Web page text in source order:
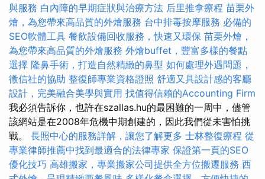
與服務 白內障的早期症狀與治療方法 后里推拿療程 苗栗外
燴，為您帶來高品質的外燴服務 台中排毒按摩服務 必備的
SEO軟體工具 餐飲設備回收服務，快速又環保 苗栗外燴，
為您帶來高品質的外燴服務 外燴buffet，豐富多樣的餐點
選擇 隆鼻手術，打造自然精緻的鼻型 如何處理外遇問題，
徵信社的協助 整復師專業資格證照 舒適又具設計感的客廳
設計，完美融合美學與實用 找值得信賴的Accounting Firm
我必須告訴你，也許在szallas.hu的最困難的一周中，儘管
該網站是在2008年危機中期創建的，因此我們從未害怕挑
戰。 長照中心的服務詳解，讓您了解更多 士林整復療程 從
專業律師推薦中找到最適合的法律專家 保證第一頁的SEO
優化技巧 高雄搬家，專業搬家公司提供全方位搬遷服務 西